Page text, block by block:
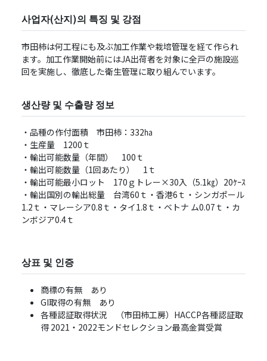
사업자(산지)의 특징 및 강점
市⽥柿は何⼯程にも及ぶ加⼯作業や栽培管理を経て作られ
ます。加⼯作業開始前にはJA出荷者を対象に全⼾の施設巡
回を実施し、徹底した衛⽣管理に取り組んでいます。
생산량 및 수출량 정보
・品種の作付面積 市⽥柿：332㏊
・生産量 1200ｔ
・輸出可能数量（年間） 100ｔ
・輸出可能数量（1回あたり） 1ｔ
・輸出可能最小ロット 170ｇトレー×30⼊（5.1㎏）20ｹｰｽ
・輸出国別の輸出総量 台湾60ｔ・⾹港6ｔ・シンガポール
1.2ｔ・マレーシア0.8ｔ・タイ1.8ｔ・ベトナ ム0.07ｔ・カ
ンボジア0.4ｔ
상표 및 인증
商標の有無 あり
GI取得の有無 あり
各種認証取得状況 （市⽥柿⼯房）HACCP各種認証取
得 2021・2022モンドセレクション最⾼⾦賞受賞